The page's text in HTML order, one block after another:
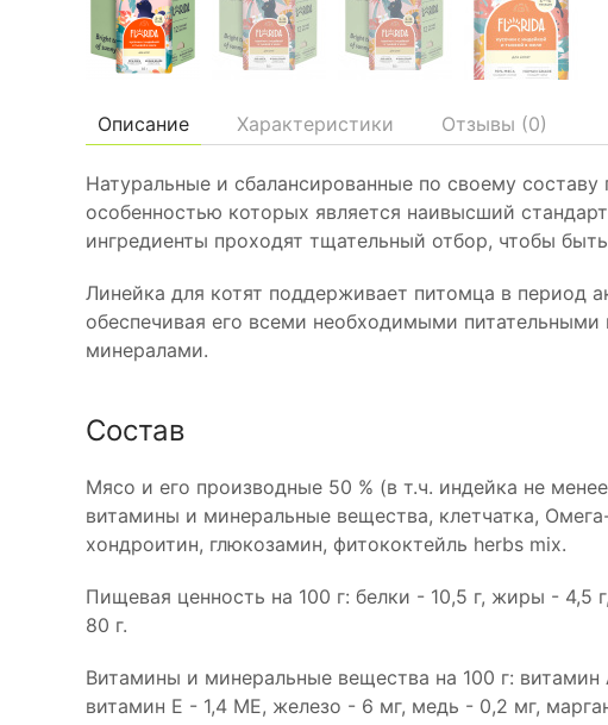
Описание Характеристики Отзывы (0)
Натуральные и сбалансированные по своему составу
особенностью которых является наивысший
ингредиенты проходят тщательный отбор, чтобы
Линейка для котят поддерживает питомца в период
обеспечивая его всеми необходимыми
минералами.
Состав
Мясо и его производные 50 % (в т.ч. индейка не
витамины и минеральные вещества, клетчатка,
хондроитин, глюкозамин, фитококтейль herbs mix.
Пищевая ценность на 100 г: белки - 10,5 г, жиры - 4,5
80 г.
Витамины и минеральные вещества на 100 г:
витамин E - 1,4 МЕ, железо - 6 мг, медь - 0,2 мг,